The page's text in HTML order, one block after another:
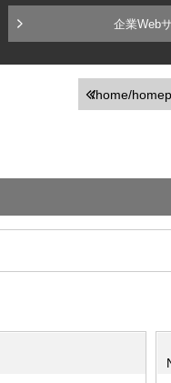
企業Web
/home/